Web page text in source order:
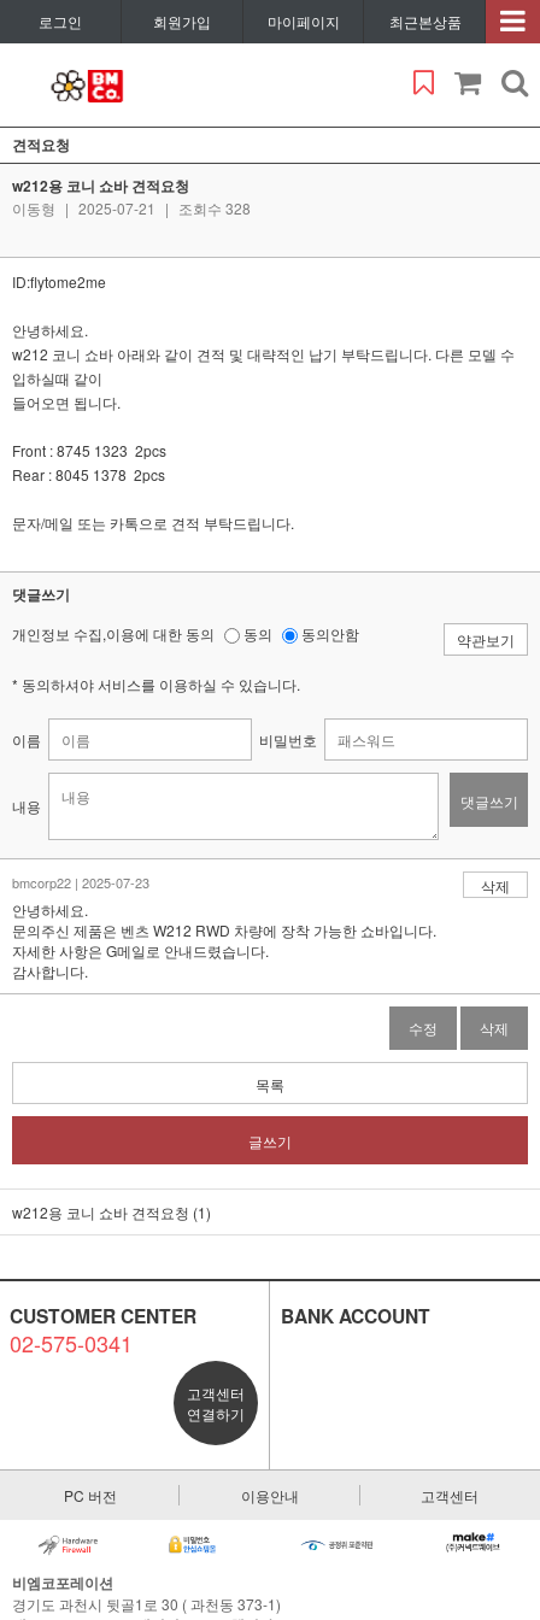
로그인 회원가입 마이페이지 최근본상품
견적요청
w212용 코니 쇼바 견적요청
이동형 | 2025-07-21 | 조회수 328
ID:flytome2me
안녕하세요.
w212 코니 쇼바 아래와 같이 견적 및 대략적인 납기 부탁드립니다. 다른 모델 수
입하실때 같이
들어오면 됩니다.
Front : 8745 1323 2pcs
Rear : 8045 1378 2pcs
문자/메일 또는 카톡으로 견적 부탁드립니다.
댓글쓰기
개인정보 수집,이용에 대한 동의 동의 동의안함 약관보기
* 동의하셔야 서비스를 이용하실 수 있습니다.
이름 비밀번호
내용 댓글쓰기
bmcorp22 | 2025-07-23
삭제
안녕하세요.
문의주신 제품은 벤츠 W212 RWD 차량에 장착 가능한 쇼바입니다.
자세한 사항은 G메일로 안내드렸습니다.
감사합니다.
수정 삭제
목록
글쓰기
w212용 코니 쇼바 견적요청 (1)
CUSTOMER CENTER
02-575-0341
고객센터
연결하기
BANK ACCOUNT
PC 버전 이용안내 고객센터
비엠코포레이션
경기도 과천시 뒷골1로 30 ( 과천동 373-1)